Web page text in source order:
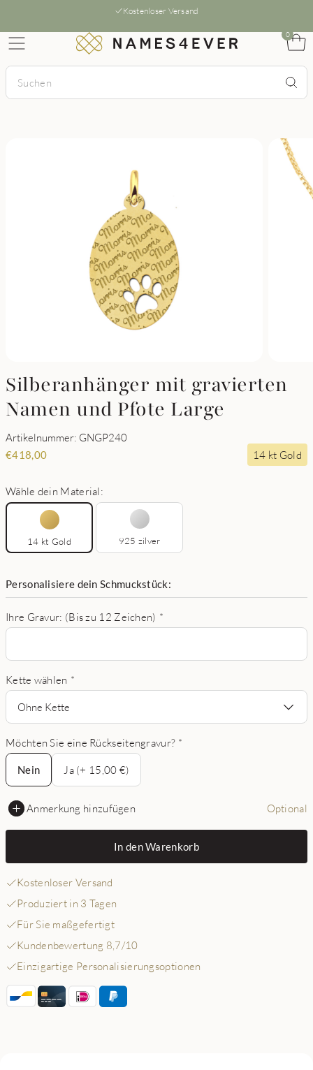
Kostenloser Versand
0
Silberanhänger mit gravierten
Namen und Pfote Large
Artikelnummer: GNGP240
€418,00 14 kt Gold
Wähle dein Material:
14 kt Gold 925 zilver
Personalisiere dein Schmuckstück:
Ihre Gravur: (Bis zu 12 Zeichen) *
Kette wählen *
Ohne Kette
Möchten Sie eine Rückseitengravur? *
Nein
Nein
Ja (+ 15,00 €)
Anmerkung hinzufügen Optional
In den Warenkorb
Kostenloser Versand
Produziert in 3 Tagen
Für Sie maßgefertigt
Kundenbewertung 8,7/10
Einzigartige Personalisierungsoptionen